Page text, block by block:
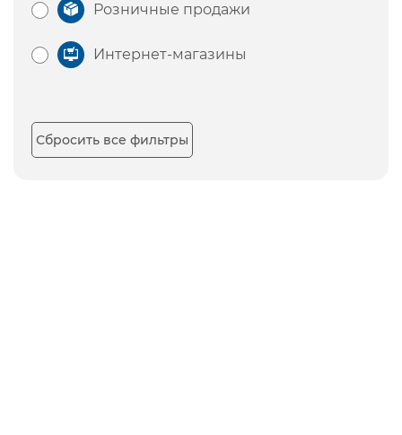
Розничные продажи
Интернет-магазины
Сбросить все фильтры